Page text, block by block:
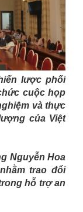
lược phối
cuộc họp
và thực
của Việt
Nguyễn Hoa
trao đổi
hỗ trợ an